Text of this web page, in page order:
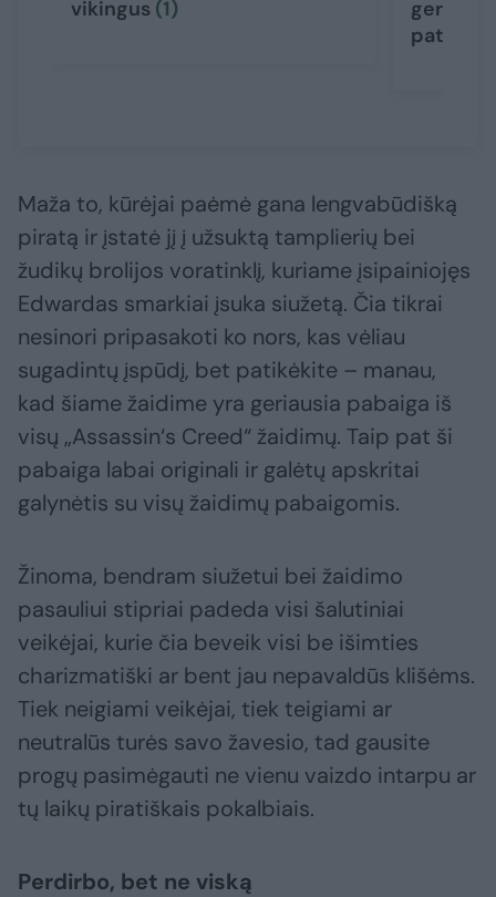
vikingus (1)
patogų
Maža to, kūrėjai paėmė gana lengvabūdišką
piratą ir įstatė jį į užsuktą tamplierių bei
žudikų brolijos voratinklį, kuriame įsipainiojęs
Edwardas smarkiai įsuka siužetą. Čia tikrai
nesinori pripasakoti ko nors, kas vėliau
sugadintų įspūdį, bet patikėkite – manau,
kad šiame žaidime yra geriausia pabaiga iš
visų „Assassin‘s Creed“ žaidimų. Taip pat ši
pabaiga labai originali ir galėtų apskritai
galynėtis su visų žaidimų pabaigomis.
Žinoma, bendram siužetui bei žaidimo
pasauliui stipriai padeda visi šalutiniai
veikėjai, kurie čia beveik visi be išimties
charizmatiški ar bent jau nepavaldūs klišėms.
Tiek neigiami veikėjai, tiek teigiami ar
neutralūs turės savo žavesio, tad gausite
progų pasimėgauti ne vienu vaizdo intarpu ar
tų laikų piratiškais pokalbiais.
Perdirbo, bet ne viską